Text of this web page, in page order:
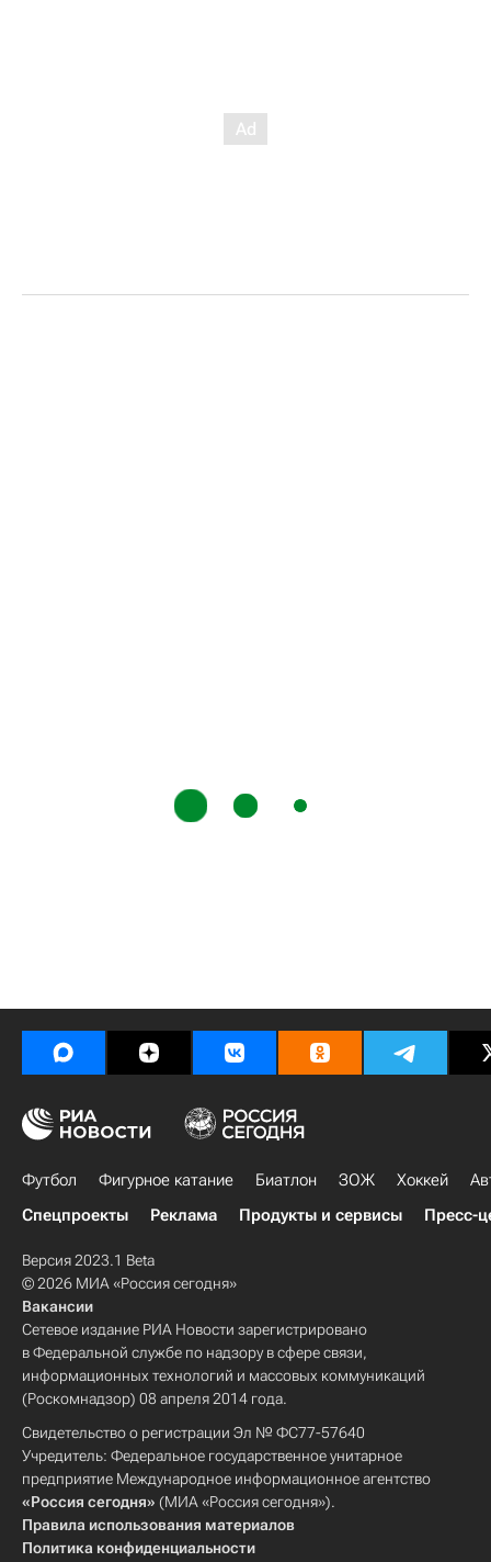
Футбол Фигурное катание Биатлон ЗОЖ Хоккей
Спецпроекты
Реклама Продукты и сервисы Пресс-
Версия 2023.1 Beta
© 2026 МИА «Россия сегодня»
Вакансии
Сетевое издание РИА Новости зарегистрировано
в Федеральной службе по надзору в сфере связи,
информационных технологий и массовых коммуникаций
(Роскомнадзор) 08 апреля 2014 года.
Свидетельство о регистрации Эл № ФС77-57640
Учредитель: Федеральное государственное унитарное
предприятие Международное информационное агентство
«Россия сегодня» (МИА «Россия сегодня»).
Правила использования материалов
Политика конфиденциальности